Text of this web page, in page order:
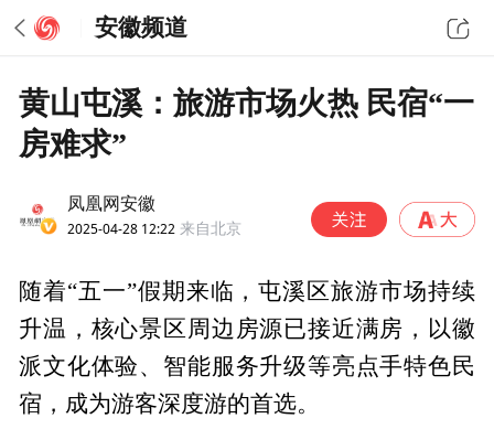
安徽频道
黄山屯溪：旅游市场火热 民宿“一
房难求”
凤凰网安徽
2025-04-28 12:22 来自北京
随着“五一”假期来临，屯溪区旅游市场持续
升温，核心景区周边房源已接近满房，以徽
派文化体验、智能服务升级等亮点手特色民
宿，成为游客深度游的首选。